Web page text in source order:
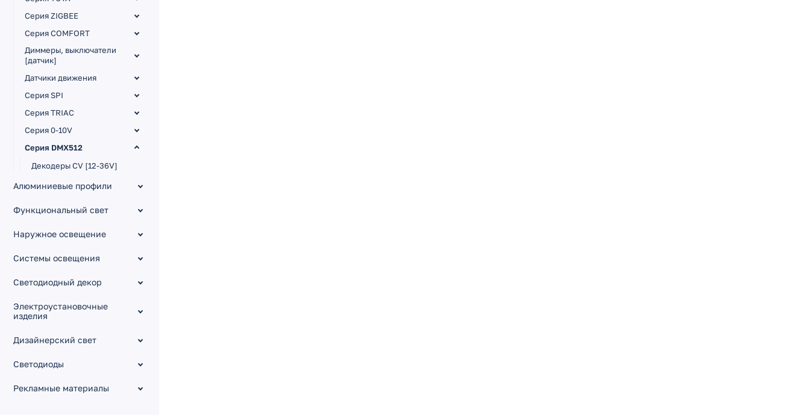
Серия ZIGBEE
Серия COMFORT
Диммеры, выключатели
[датчик]
Датчики движения
Серия SPI
Серия TRIAC
Серия 0-10V
Серия DMX512
Декодеры CV [12-36V]
Декодеры CC [12-48V]
Master]
[DMX Master]
[12-36V]
[230V]
0-10V]
удлинители [5-24V]
Серия KNX
Алюминиевые профили
Функциональный свет
Наружное освещение
Системы освещения
Светодиодный декор
Электроустановочные
изделия
Дизайнерский свет
Светодиоды
Рекламные материалы